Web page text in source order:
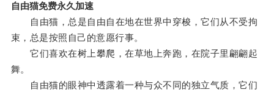
自由猫免费永久加速
自由猫，总是自由自在地在世界中穿梭，它们从不受拘
束，总是按照自己的意愿行事。
它们喜欢在树上攀爬，在草地上奔跑，在院子里翩翩起
舞。
自由猫的眼神中透露着一种与众不同的独立气质，它们